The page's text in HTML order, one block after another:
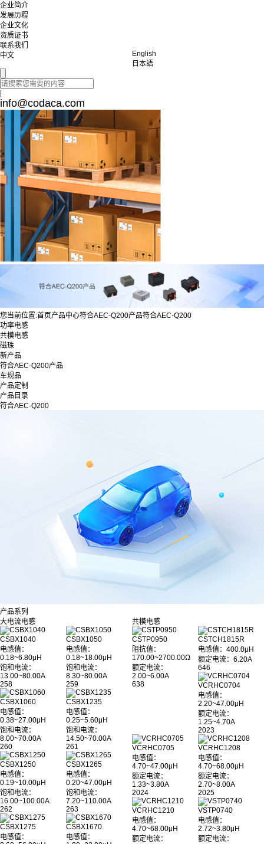
企业简介
发展历程
企业文化
资质证书
联系我们
中文
English
日本語
|
info@codaca.com
您当前位置:首页产品中心符合AEC-Q200产品符合AEC-Q200
功率电感
共模电感
磁珠
新产品
符合AEC-Q200产品
车规品
产品定制
产品目录
符合AEC-Q200
产品系列
大电流电感
CSBX1040
电感值：
0.18~6.80μH
饱和电流：
13.00~80.00A
258
CSBX1050
电感值：
0.18~18.00μH
饱和电流：
8.30~80.00A
259
CSBX1060
电感值：
0.38~27.00μH
饱和电流：
8.00~70.00A
260
CSBX1235
电感值：
0.25~5.60μH
饱和电流：
14.50~70.00A
261
CSBX1250
电感值：
0.19~10.00μH
饱和电流：
16.00~100.00A
262
CSBX1265
电感值：
0.20~47.00μH
饱和电流：
7.20~110.00A
263
CSBX1275
电感值：
CSBX1670
电感值：
共模电感
CSTP0950
阻抗值：
170.00~2700.00Ω
额定电流：
2.00~6.00A
638
CSTCH1815R
电感值 ：400.0μH
额定电流：6.20A
646
VCRHC0704
电感值：
2.20~47.00μH
额定电流：
1.25~4.70A
2023
VCRHC0705
电感值：
4.70~47.00μH
额定电流：
1.33~3.80A
2024
VCRHC1208
电感值：
4.70~68.00μH
额定电流：
2.70~8.00A
2025
VCRHC1210
电感值：
4.70~68.00μH
额定电流：
VSTP0740
电感值：
2.72~3.80μH
额定电流：